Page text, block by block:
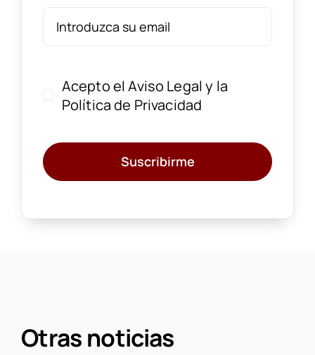
Acepto elAviso Legal y la
Política de Privacidad
Suscribirme
Otras noticias